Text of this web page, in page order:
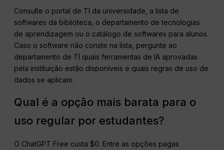
Consulte o portal de TI da universidade, a lista de
softwares da biblioteca, o departamento de tecnologias
de aprendizagem ou o catálogo de softwares para alunos.
Caso o software não conste na lista, pergunte ao
departamento de TI quais ferramentas de IA aprovadas
pela instituição estão disponíveis e quais regras de uso de
dados se aplicam.
Qual é a opção mais barata para o
uso regular por estudantes?
O ChatGPT Free custa $0. Entre as opções pagas